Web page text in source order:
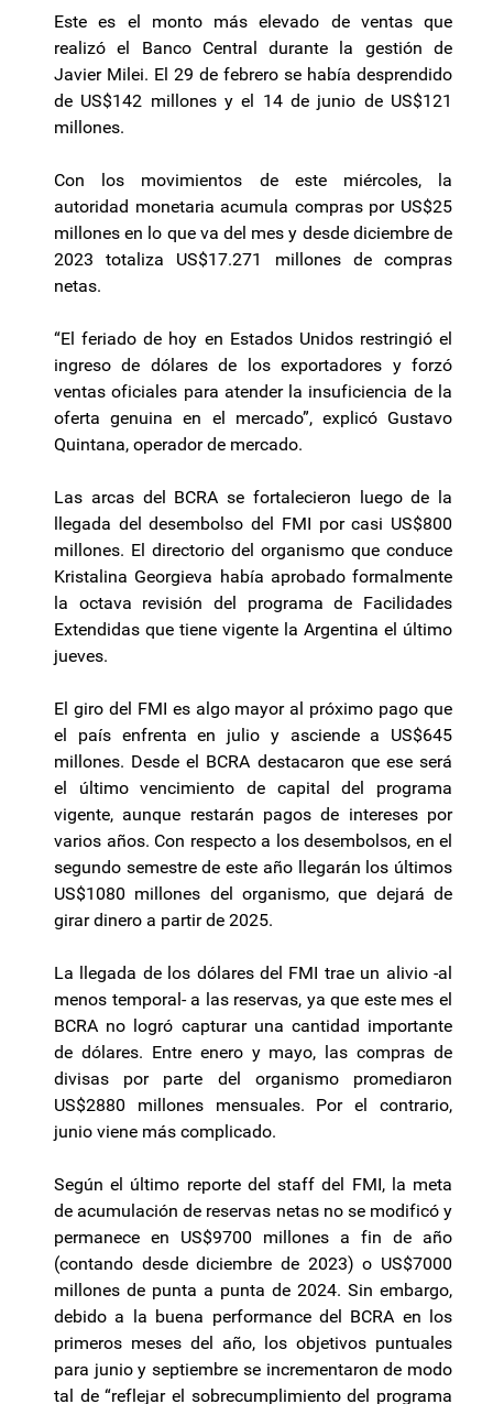
Este es el monto más elevado de ventas que
realizó el Banco Central durante la gestión de
Javier Milei. El 29 de febrero se había desprendido
de US$142 millones y el 14 de junio de US$121
millones.
Con los movimientos de este miércoles, la
autoridad monetaria acumula compras por US$25
millones en lo que va del mes y desde diciembre de
2023 totaliza US$17.271 millones de compras
netas.
“El feriado de hoy en Estados Unidos restringió el
ingreso de dólares de los exportadores y forzó
ventas oficiales para atender la insuficiencia de la
oferta genuina en el mercado”, explicó Gustavo
Quintana, operador de mercado.
Las arcas del BCRA se fortalecieron luego de la
llegada del desembolso del FMI por casi US$800
millones. El directorio del organismo que conduce
Kristalina Georgieva había aprobado formalmente
la octava revisión del programa de Facilidades
Extendidas que tiene vigente la Argentina el último
jueves.
El giro del FMI es algo mayor al próximo pago que
el país enfrenta en julio y asciende a US$645
millones. Desde el BCRA destacaron que ese será
el último vencimiento de capital del programa
vigente, aunque restarán pagos de intereses por
varios años. Con respecto a los desembolsos, en el
segundo semestre de este año llegarán los últimos
US$1080 millones del organismo, que dejará de
girar dinero a partir de 2025.
La llegada de los dólares del FMI trae un alivio -al
menos temporal- a las reservas, ya que este mes el
BCRA no logró capturar una cantidad importante
de dólares. Entre enero y mayo, las compras de
divisas por parte del organismo promediaron
US$2880 millones mensuales. Por el contrario,
junio viene más complicado.
Según el último reporte del staff del FMI, la meta
de acumulación de reservas netas no se modificó y
permanece en US$9700 millones a fin de año
(contando desde diciembre de 2023) o US$7000
millones de punta a punta de 2024. Sin embargo,
debido a la buena performance del BCRA en los
primeros meses del año, los objetivos puntuales
para junio y septiembre se incrementaron de modo
tal de “reflejar el sobrecumplimiento del programa